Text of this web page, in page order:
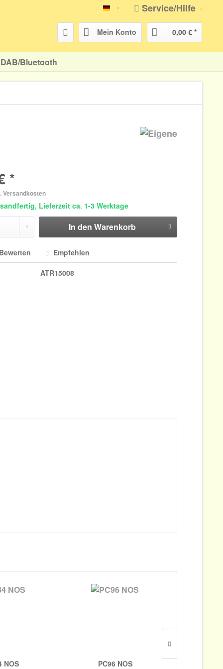
atr-shop.deService/Hilfe
Mein Konto 0,00 € *
DAB/Bluetooth
*
Versandkosten
Lieferzeit ca. 1-3 Werktage
In den Warenkorb
Bewerten Empfehlen
ATR15008
NOS PC96 NOS